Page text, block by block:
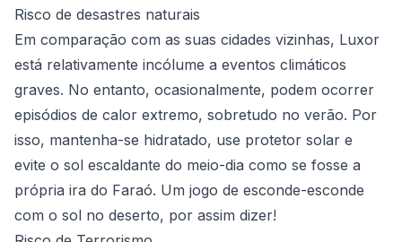
Risco de desastres naturais
Em comparação com as suas cidades vizinhas, Luxor
está relativamente incólume a eventos climáticos
graves. No entanto, ocasionalmente, podem ocorrer
episódios de calor extremo, sobretudo no verão. Por
isso, mantenha-se hidratado, use protetor solar e
evite o sol escaldante do meio-dia como se fosse a
própria ira do Faraó. Um jogo de esconde-esconde
com o sol no deserto, por assim dizer!